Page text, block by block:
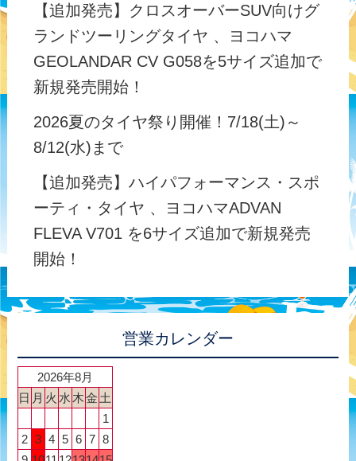
【追加発売】クロスオーバーSUV向けグ
ランドツーリングタイヤ 、ヨコハマ
GEOLANDAR CV G058を5サイズ追加で
新規発売開始！
2026夏のタイヤ祭り開催！7/18(土)～
8/12(水)まで
【追加発売】ハイパフォーマンス・スポ
ーティ・タイヤ 、ヨコハマADVAN
FLEVA V701 を6サイズ追加で新規発売
開始！
営業カレンダー
2026年8月
日 月 火 水 木金 土
1
2 3 4 5 6 7 8